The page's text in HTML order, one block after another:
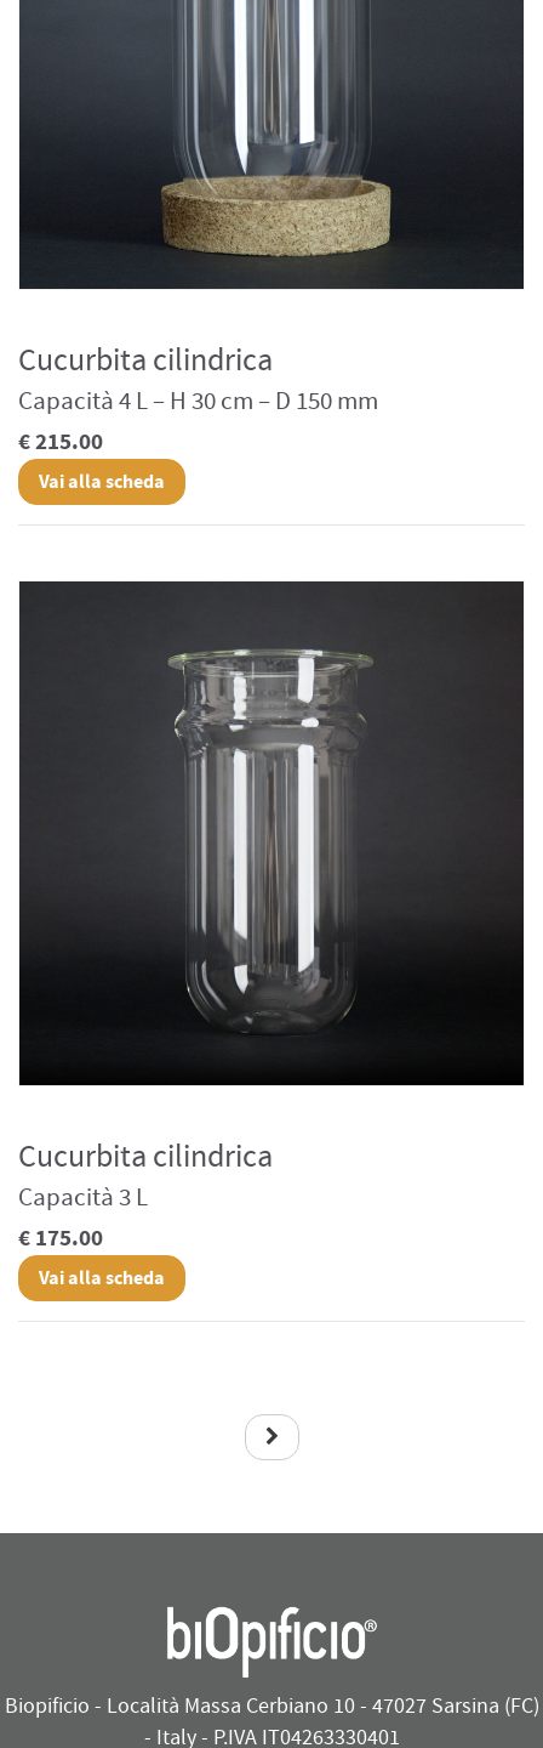
Cucurbita cilindrica
Capacità 4 L – H 30 cm – D 150 mm
€ 215.00
Vai alla scheda
Cucurbita cilindrica
Capacità 3 L
€ 175.00
Vai alla scheda
Biopificio - Località Massa Cerbiano 10 - 47027 Sarsina (FC)
- Italy - P.IVA IT04263330401